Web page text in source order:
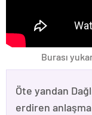
Burası
Öte yandan
erdiren